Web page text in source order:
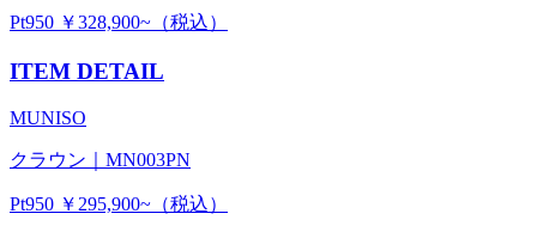
Pt950 ￥328,900~（税込）
ITEM DETAIL
MUNISO
クラウン｜MN003PN
Pt950 ￥295,900~（税込）